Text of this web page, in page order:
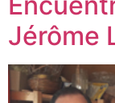
Jérôme